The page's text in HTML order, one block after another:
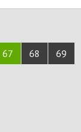
67 68
69